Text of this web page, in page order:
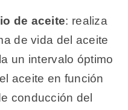
de aceite: realiza
de vida del aceite
un intervalo óptimo
aceite en función
conducción del